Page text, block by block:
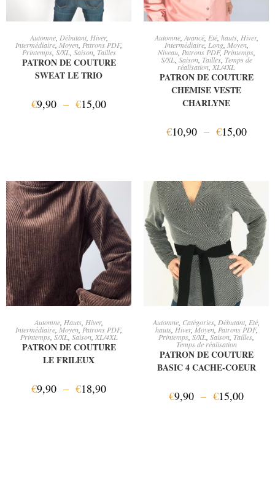
CHOIX DES OPTIONS
Automne, Débutant, Hiver,
Intermédiaire, Moyen Patrons PDF,
Printemps,S/XL, Saison, Tailles
PATRON DE COUTURE
SWEAT LE TRIO
€9,90 – €15,00
CHOIX DES OPTIONS
Automne, Avancé, Eté, hauts, Hiver,
Intermédiaire, Long, Moyen,
Niveau, Patrons PDF,Printemps,
S/XL,Saison, Tailles, Temps de
réalisation XL/4XL
PATRON DE COUTURE
CHEMISE VESTE
CHARLYNE
€10,90 – €15,00
Automne Hauts Hiver,
Intermédiaire Moyen ,Patrons PDF,
Printemps, S/XL,Saison, XL/4XL
PATRON DE COUTURE
LE FRILEUX
€9,90 – €18,90
CHOIX DES OPTIONS
Automne Catégories Débutant Eté
hauts, Hiver, Moyen, Patrons PDF,
Printemps ,S/XL Saison Tailles
Temps de réalisation
PATRON DE COUTURE
BASIC 4 CACHE-COEUR
€9,90 – €15,00